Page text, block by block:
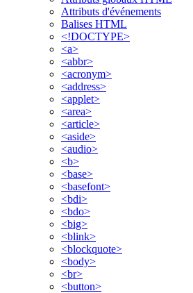
Attributs d'événements
Balises HTML
<!DOCTYPE>
<a>
<abbr>
<acronym>
<address>
<applet>
<area>
<article>
<aside>
<audio>
<b>
<base>
<basefont>
<bdi>
<bdo>
<big>
<blink>
<blockquote>
<body>
<br>
<button>